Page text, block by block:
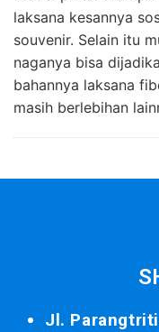
laksana kesannya
souvenir. Selain itu
naganya bisa
bahannya laksana
masih berlebihan
Jl.